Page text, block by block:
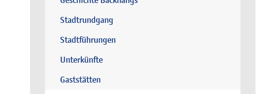
Stadtrundgang
Stadtführungen
Unterkünfte
Gaststätten